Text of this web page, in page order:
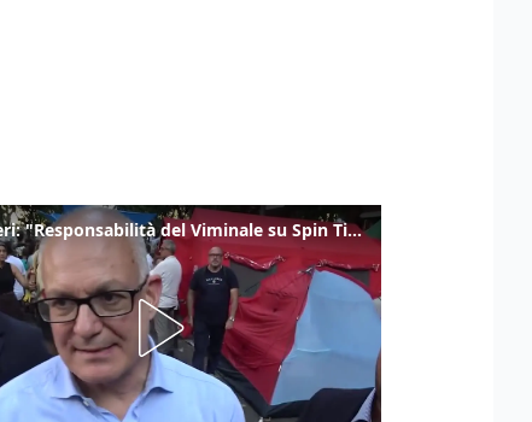
Gualtieri: "Responsabilità del Viminale su Spin Time? La posizione dei partiti è nota"